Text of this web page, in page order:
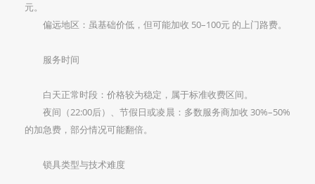
元‌。
偏远地区‌：虽基础价低，但可能加收 ‌50–100元‌ 的上门路费。
服务时间‌
白天正常时段‌：价格较为稳定，属于标准收费区间。
夜间（22:00后）、节假日或凌晨‌：多数服务商加收 ‌30%–50%‌
的加急费，部分情况可能翻倍。
锁具类型与技术难度‌